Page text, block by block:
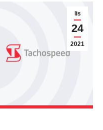
lis
24
2021